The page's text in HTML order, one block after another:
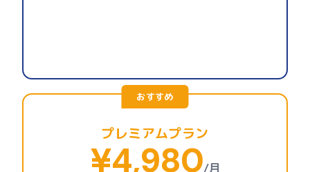
おすすめ
プレミアムプラン
¥4,980/月